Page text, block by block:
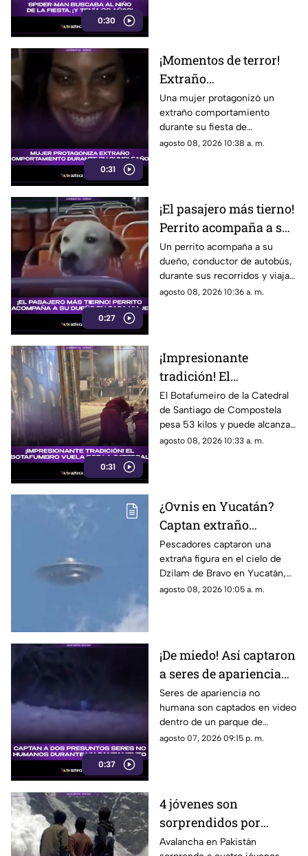
0:30
0:31
¡Momentos de terror!
Extraño
comportamiento de
mujer durante su
cumpleaños causa
desconcierto
Una mujer protagonizó un
extraño comportamiento
durante su fiesta de
cumpleaños, causando
agosto 08, 2026 10:38 a. m.
0:27
¡El pasajero más tierno!
Perrito acompaña a su
dueño durante cada
ruta
Un perrito acompaña a su
dueño, conductor de autobús,
durante sus recorridos y viaja
como un pasajero más. Su
agosto 08, 2026 10:36 a. m.
0:31
¡Impresionante
tradición! El
Botafumeiro vuela por
la Catedral de Santiago
El Botafumeiro de la Catedral
de Santiago de Compostela
pesa 53 kilos y puede alcanzar
68 km/h. Conoce la historia de
agosto 08, 2026 10:33 a. m.
¿Ovnis en Yucatán?
Captan extraño
OBJETO en el CIELO de
Yucatán; genera
asombro
Pescadores captaron una
extraña figura en el cielo de
Dzilam de Bravo en Yucatán,
desatando todo tipo de teorías,
agosto 08, 2026 10:05 a. m.
0:37
¡De miedo! Así captaron
a seres de apariencia
no humana en famoso
parque de México
Seres de apariencia no
humana son captados en video
dentro de un parque de
México, desatando teorías y
agosto 07, 2026 09:15 p. m.
4 jóvenes son
sorprendidos por
AVALANCHA; los
Avalancha en Pakistán